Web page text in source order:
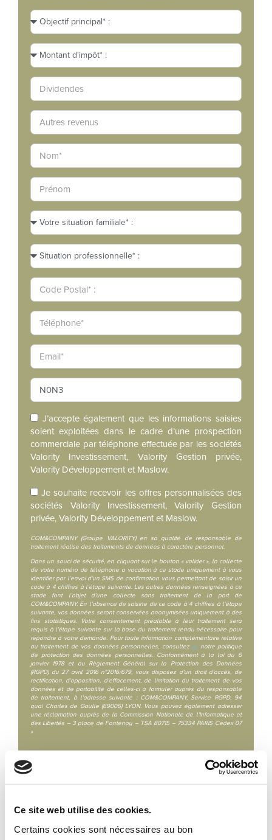
Ce site web utilise des cookies.
Certains cookies sont nécessaires au bon
J’accepte également que les informations saisies
soient exploitées dans le cadre d’une prospection
commerciale par téléphone effectuée par les sociétés
Valority Investissement, Valority Gestion privée,
Valority Développement et Maslow.
Je souhaite recevoir les offres personnalisées des
sociétés Valority Investissement, Valority Gestion
privée, Valority Développement et Maslow.
COM&COMPANY (Groupe VALORITY) en sa qualité de responsable de
traitement réalise des traitements de données à caractère personnel.
Dans un souci de sécurité, en cliquant sur le bouton « valider », la collecte
de votre numéro de téléphone a vocation à ce stade uniquement à vous
identifier par l’envoi d’un SMS de confirmation vous permettant de saisir un
code à 4 chiffres à l’étape suivante. Les autres données renseignées à ce
stade font l’objet d’une collecte sans traitement de la part de
COM&COMPANY. En l’absence de saisine de ce code à 4 chiffres à l’étape
suivante, vos données seront conservées anonymisées uniquement à des
fins statistiques. Votre consentement préalable à leur traitement sera
requis à l’étape suivante sur la base du traitement rendu nécessaire pour
répondre à votre demande. Pour toute information complémentaire relative
au traitement de vos données personnelles, consultez icinotre politique
de protection des données personnelles. Conformément à la loi du 6
janvier 1978 et au Règlement Général sur la Protection des Données
(RGPD) du 27 avril 2016 n°2016/679, vous disposez d’un droit d’accès, de
rectification, d’opposition, d’effacement, de limitation du traitement de vos
données et de portabilité de celles-ci à formuler auprès du responsable
de traitement, à l’adresse suivante : COM&COMPANY, Service RGPD, 94
quai Charles de Gaulle (69006) LYON. Vous pouvez également adresser
une réclamation auprès de la Commission Nationale de l’Informatique et
des Libertés – 3 place de Fontenoy – TSA 80715 – 75334 PARIS Cedex 07
»
Envoyer
QUEL TYPE DE
LOCATION POUR LES